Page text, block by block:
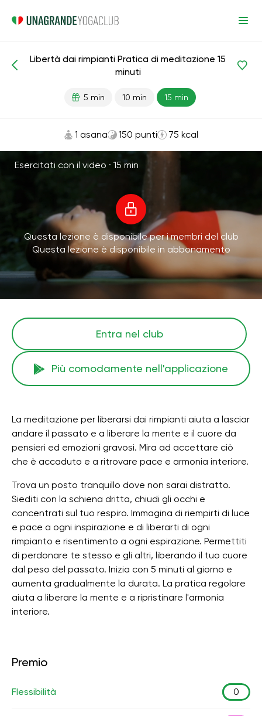
Meditazioni e respirazione Rimpianto
Libertà dai rimpianti Pratica di meditazione 15
minuti
5 min 10 min 15 min
1 asana 150 punti 75 kcal
Esercitati con il video · 15 min
Questa lezione è disponibile per i membri del club
Questa lezione è disponibile in abbonamento
Entra nel club
Più comodamente nell'applicazione
La meditazione per liberarsi dai rimpianti aiuta a lasciar
andare il passato e a liberare la mente e il cuore da
pensieri ed emozioni gravosi. Mira ad accettare ciò
che è accaduto e a ritrovare pace e armonia interiore.
Trova un posto tranquillo dove non sarai distratto.
Siediti con la schiena dritta, chiudi gli occhi e
concentrati sul tuo respiro. Immagina di riempirti di luce
e pace a ogni inspirazione e di liberarti di ogni
rimpianto e risentimento a ogni espirazione. Permettiti
di perdonare te stesso e gli altri, liberando il tuo cuore
dal peso del passato. Inizia con 5 minuti al giorno e
aumenta gradualmente la durata. La pratica regolare
aiuta a liberare la mente e a ripristinare l'armonia
interiore.
Premio
Flessibilità 0